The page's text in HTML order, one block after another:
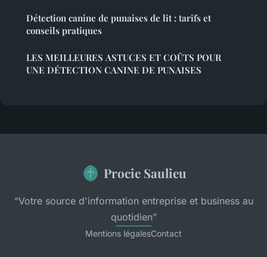
Détection canine de punaises de lit : tarifs et
conseils pratiques
LES MEILLEURES ASTUCES ET COÛTS POUR
UNE DÉTECTION CANINE DE PUNAISES
Procie Saulieu
“Votre source d'information entreprise et business au
quotidien”
Mentions légalesContact